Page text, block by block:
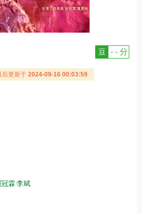
豆 - - 分
后更新于 2024-09-16 00:03:59
霖李斌